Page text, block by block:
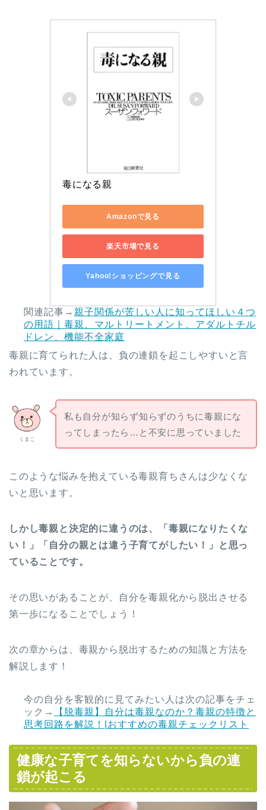
毒になる親
Amazonで見る
楽天市場で見る
Yahoo!ショッピングで見る
関連記事→ 親子関係が苦しい人に知ってほしい４つ
の用語｜毒親、マルトリートメント、アダルトチル
ドレン、機能不全家庭
毒親に育てられた人は、負の連鎖を起こしやすいと言
われています。
くまこ
私も自分が知らず知らずのうちに毒親にな
ってしまったら…と不安に思っていました
このような悩みを抱えている毒親育ちさんは少なくな
いと思います。
しかし毒親と決定的に違うのは、「毒親になりたくな
い！」「自分の親とは違う子育てがしたい！」と思っ
ていることです。
その思いがあることが、自分を毒親化から脱出させる
第一歩になることでしょう！
次の章からは、毒親から脱出するための知識と方法を
解説します！
今の自分を客観的に見てみたい人は次の記事をチェ
ック→
【脱毒親】自分は毒親なのか？毒親の特徴と
思考回路を解説！|おすすめの毒親チェックリスト
健康な子育てを知らないから負の連
鎖が起こる